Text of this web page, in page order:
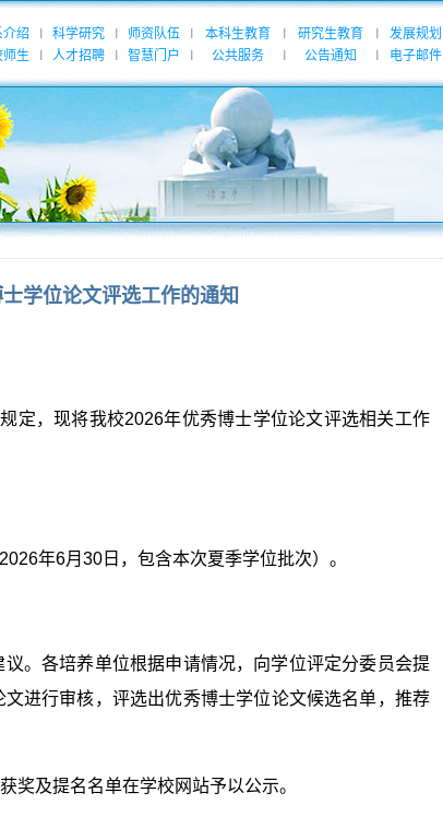
介绍 科学研究 师资队伍 本科生教育 研究生教育
发展规划
师生 人才招聘 智慧门户 公共服务 公告通知 电子邮件
学位论文评选工作的通知
定，现将我校2026年优秀博士学位论文评选相关工作
年6月30日，包含本次夏季学位批次）。
。各培养单位根据申请情况，向学位评定分委员会提
进行审核，评选出优秀博士学位论文候选名单，推荐
奖及提名名单在学校网站予以公示。